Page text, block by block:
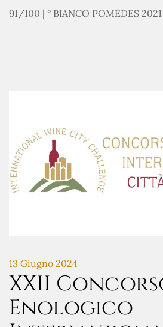
91/100 | ° BIANCO POMEDES
13 Giugno 2024
XXII
Enologico